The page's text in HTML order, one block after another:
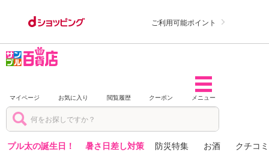
ご利用可能ポイント
マイページ お気に入り 閲覧履歴 クーポン メニュー
プル太の誕生日！ 暑さ日差し対策 防災特集 お酒 クチコ